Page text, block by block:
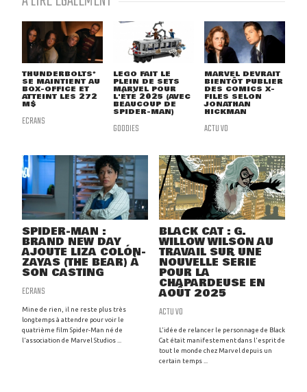
THUNDERBOLTS*
SE MAINTIENT AU
BOX-OFFICE ET
ATTEINT LES 272
M$
ECRANS
LEGO FAIT LE
PLEIN DE SETS
MARVEL POUR
L'ÉTÉ 2025 (AVEC
BEAUCOUP DE
SPIDER-MAN)
GOODIES
MARVEL DEVRAIT
BIENTÔT PUBLIER
DES COMICS X-
FILES SELON
JONATHAN
HICKMAN
ACTU VO
SPIDER-MAN :
BRAND NEW DAY
AJOUTE LIZA COLÓN-
ZAYAS (THE BEAR) À
SON CASTING
ECRANS
Mine de rien, il ne reste plus très
longtemps à attendre pour voir le
quatrième film Spider-Man né de
l'association de Marvel Studios ...
BLACK CAT : G.
WILLOW WILSON AU
TRAVAIL SUR UNE
NOUVELLE SÉRIE
POUR LA
CHAPARDEUSE EN
AOÛT 2025
ACTU VO
L'idée de relancer le personnage de Black
Cat était manifestement dans l'esprit de
tout le monde chez Marvel depuis un
certain temps ...